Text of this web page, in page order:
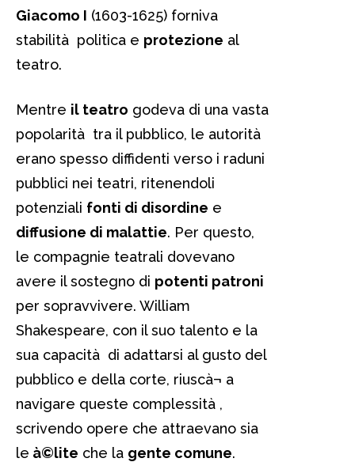
Giacomo I (1603-1625) forniva
stabilità politica e protezione al
teatro.
Mentre il teatro godeva di una vasta
popolarità tra il pubblico, le autorità
erano spesso diffidenti verso i raduni
pubblici nei teatri, ritenendoli
potenziali fonti di disordine e
diffusione di malattie. Per questo,
le compagnie teatrali dovevano
avere il sostegno di potenti patroni
per sopravvivere. William
Shakespeare, con il suo talento e la
sua capacità di adattarsi al gusto del
pubblico e della corte, riuscà¬ a
navigare queste complessità ,
scrivendo opere che attraevano sia
le à©lite che la gente comune.